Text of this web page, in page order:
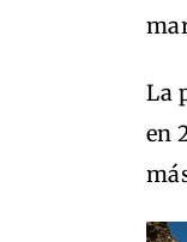
La
en